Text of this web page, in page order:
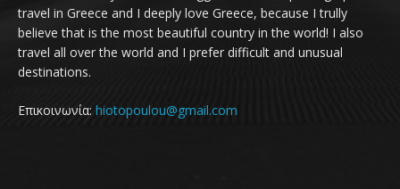
travel in Greece and I deeply love Greece, because I trully
believe that is the most beautiful country in the world! I also
travel all over the world and I prefer difficult and unusual
destinations.
Επικοινωνία: hiotopoulou@gmail.com